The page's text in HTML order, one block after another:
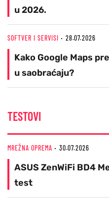
u 2026.
SOFTVER I SERVISI 28.07.2026
Kako Google Maps
u saobraćaju?
TESTOVI
MREŽNA OPREMA 30.07.2026
ASUS ZenWiFi BD4
test